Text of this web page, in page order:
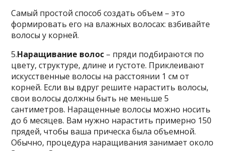
Самый простой способ создать объем – это
формировать его на влажных волосах: взбивайте
волосы у корней.
5.Наращивание волос – пряди подбираются по
цвету, структуре, длине и густоте. Приклеивают
искусственные волосы на расстоянии 1 см от
корней. Если вы вдруг решите нарастить волосы,
свои волосы должны быть не меньше 5
сантиметров. Наращенные волосы можно носить
до 6 месяцев. Вам нужно нарастить примерно 150
прядей, чтобы ваша прическа была объемной.
Обычно, процедура наращивания занимает около